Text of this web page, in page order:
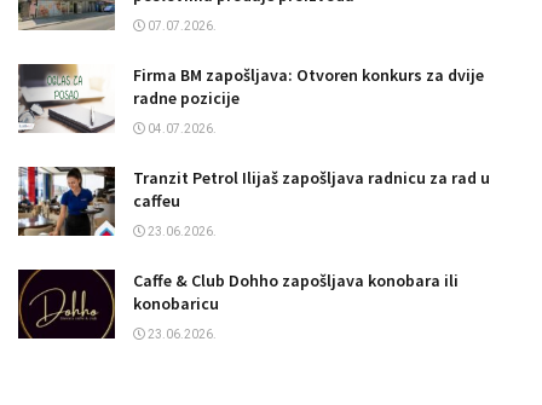
07.07.2026.
Firma BM zapošljava: Otvoren konkurs za dvije
radne pozicije
04.07.2026.
Tranzit Petrol Ilijaš zapošljava radnicu za rad u
caffeu
23.06.2026.
Caffe & Club Dohho zapošljava konobara ili
konobaricu
23.06.2026.